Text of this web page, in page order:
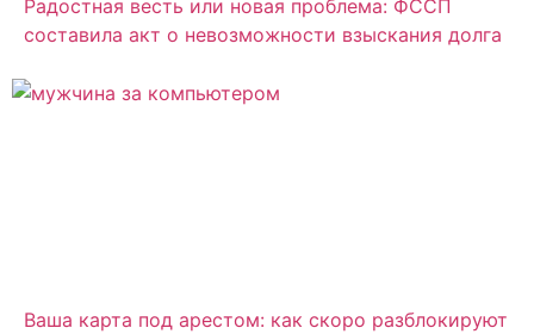
Радостная весть или новая проблема: ФССП
составила акт о невозможности взыскания долга
Ваша карта под арестом: как скоро разблокируют